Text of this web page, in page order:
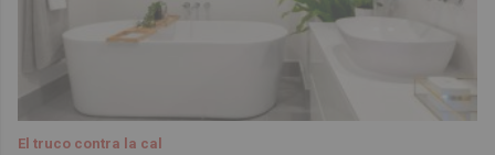
El truco contra la cal